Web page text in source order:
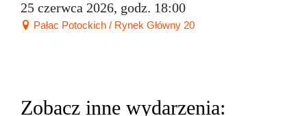
25 czerwca 2026, godz. 18:00
Pałac Potockich / Rynek Główny 20
Zobacz inne wydarzenia: